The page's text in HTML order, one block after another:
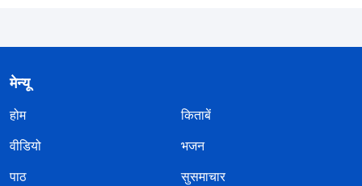
मेन्यू
होम
किताबें
वीडियो
भजन
पाठ
सुसमाचार